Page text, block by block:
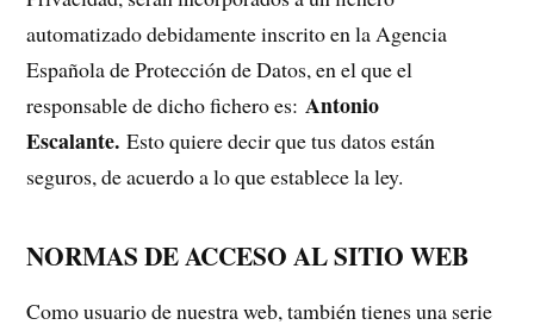
automatizado debidamente inscrito en la Agencia
Española de Protección de Datos, en el que el
responsable de dicho fichero es:Antonio
Escalante.Esto quiere decir que tus datos están
seguros, de acuerdo a lo que establece la ley.
NORMAS DE ACCESO AL SITIO WEB
Como usuario de nuestra web, también tienes una serie